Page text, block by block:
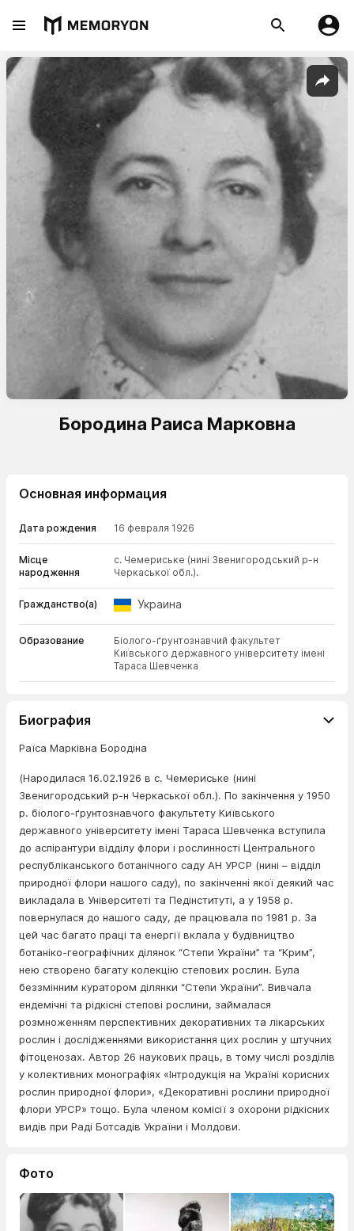
Бородина Раиса Марковна
Основная информация
Дата рождения 16 февраля 1926
Місце
народження
с. Чемериське (нині Звенигородський р-н
Черкаської обл.).
Гражданство(а) Украина
Образование
Біолого-ґрунтознавчий факультет
Київського державного університету імені
Тараса Шевченка
Биография
Раїса Марківна Бородіна
(Народилася 16.02.1926 в с. Чемериське (нині
Звенигородський р-н Черкаської обл.). По закінчення у 1950
р. біолого-ґрунтознавчого факультету Київського
державного університету імені Тараса Шевченка вступила
до аспірантури відділу флори і рослинності Центрального
республіканського ботанічного саду АН УРСР (нині – відділ
природної флори нашого саду), по закінченні якої деякий час
викладала в Університеті та Педінституті, а у 1958 р.
повернулася до нашого саду, де працювала по 1981 р. За
цей час багато праці та енергії вклала у будівництво
ботаніко-географічних ділянок “Степи України” та “Крим”,
нею створено багату колекцію степових рослин. Була
беззмінним куратором ділянки “Степи України”. Вивчала
ендемічні та рідкісні степові рослини, займалася
розмноженням перспективних декоративних та лікарських
рослин і дослідженнями використання цих рослин у штучних
фітоценозах. Автор 26 наукових праць, в тому числі розділів
у колективних монографіях «Інтродукція на Україні корисних
рослин природної флори», «Декоративні рослини природної
флори УРСР» тощо. Була членом комісії з охорони рідкісних
видів при Раді Ботсадів України і Молдови.
Фото